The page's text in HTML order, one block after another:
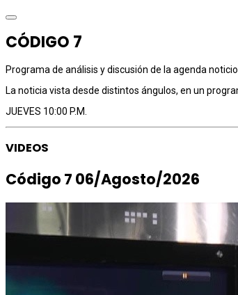
CÓDIGO 7
Programa de análisis y discusión de la agenda
La noticia vista desde distintos ángulos, en un
JUEVES 10:00 P.M.
VIDEOS
Código 7 06/Agosto/2026